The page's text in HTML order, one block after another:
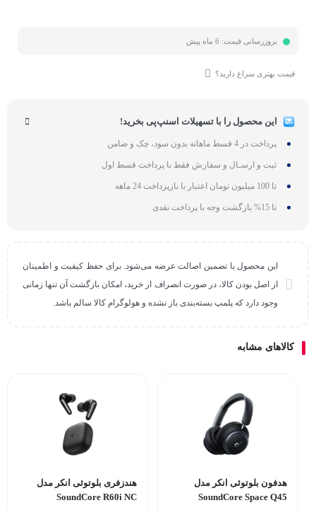
بروزرسانی قیمت: 6 ماه پیش
قیمت بهتری سراغ دارید؟
این محصول را با تسهیلات اسنپ‌پی بخرید!
پرداخت در 4 قسط ماهانه بدون سود، چک و ضامن
ثبت و ارسـال و سفارش فقط با پرداخت قسط اول
تا 100 میلیون تومان اعتبار با بازپرداخت 24 ماهه
تا 15% بازگشت وجه با پرداخت نقدی
این محصول با تضمین اصالت عرضه می‌شود. برای حفظ کیفیت و اطمینان
از اصل بودن کالا، در صورت انصراف از خرید، امکان بازگشت آن تنها زمانی
وجود دارد که پلمپ بسته‌بندی باز نشده و هولوگرام کالا سالم باشد.
کالاهای مشابه
هدفون بلوتوثی انکر مدل
SoundCore Space Q45
هندزفری بلوتوثی انکر مدل
SoundCore R60i NC